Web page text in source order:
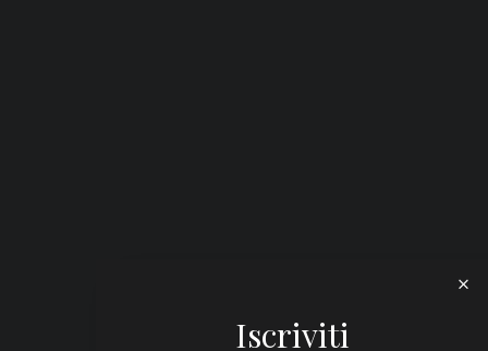
Iscriviti